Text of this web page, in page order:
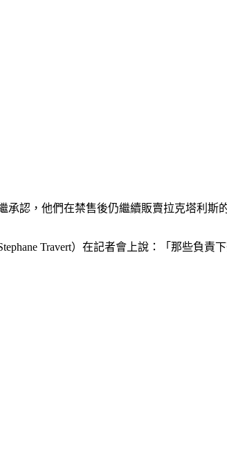
承認，他們在禁售後仍繼續販賣拉克塔利斯
Travert）在記者會上說：「那些負責